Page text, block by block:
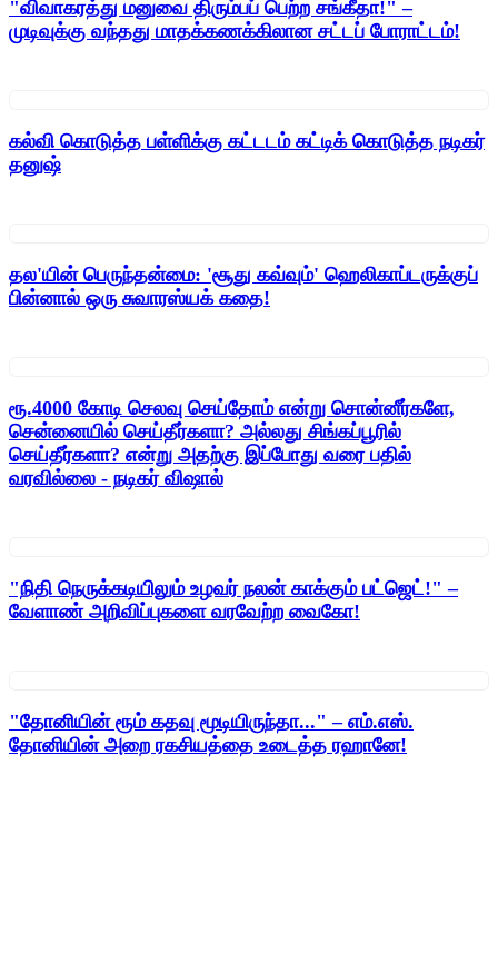
"விவாகரத்து மனுவை திரும்பப் பெற்ற சங்கீதா!" –
முடிவுக்கு வந்தது மாதக்கணக்கிலான சட்டப் போராட்டம்!
கல்வி கொடுத்த பள்ளிக்கு கட்டடம் கட்டிக் கொடுத்த நடிகர்
தனுஷ்
தல'யின் பெருந்தன்மை: 'சூது கவ்வும்' ஹெலிகாப்டருக்குப்
பின்னால் ஒரு சுவாரஸ்யக் கதை!
ரூ.4000 கோடி செலவு செய்தோம் என்று சொன்னீர்களே,
சென்னையில் செய்தீர்களா? அல்லது சிங்கப்பூரில்
செய்தீர்களா? என்று அதற்கு இப்போது வரை பதில்
வரவில்லை - நடிகர் விஷால்
"நிதி நெருக்கடியிலும் உழவர் நலன் காக்கும் பட்ஜெட்!" –
வேளாண் அறிவிப்புகளை வரவேற்ற வைகோ!
"தோனியின் ரூம் கதவு மூடியிருந்தா..." – எம்.எஸ்.
தோனியின் அறை ரகசியத்தை உடைத்த ரஹானே!